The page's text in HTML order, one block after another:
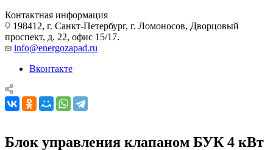
Контактная информация
198412, г. Санкт-Петербург, г. Ломоносов, Дворцовый
проспект, д. 22, офис 15/17.
info@energozapad.ru
Вконтакте
Блок управления клапаном БУК 4 кВт